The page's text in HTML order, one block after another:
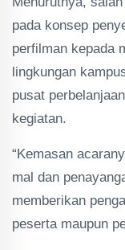
pada konsep
perfilman kepada
lingkungan
pusat
kegiatan.
“Kemasan
mal dan
memberikan
peserta maupun